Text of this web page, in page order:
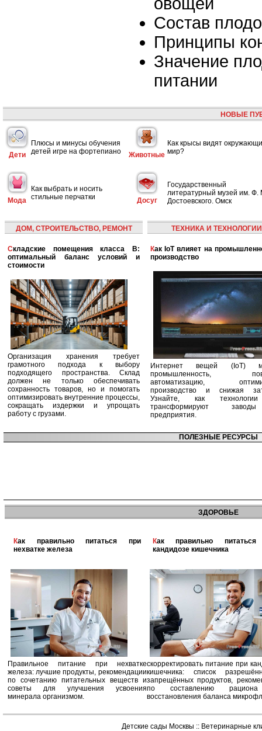
овощей
Состав
Принципы
Значение
питании
НОВЫЕ
Дети
Плюсы и минусы обучения
детей игре на фортепиано
Животные
Как крысы видят
мир?
Мода
Как выбрать и носить
стильные перчатки
Досуг
Государственный
литературный музей им. Ф.
Достоевского. Омск
ДОМ, СТРОИТЕЛЬСТВО, РЕМОНТ
Складские помещения класса B:
оптимальный баланс условий и
стоимости
Организация хранения требует
грамотного подхода к выбору
подходящего пространства. Склад
должен не только обеспечивать
сохранность товаров, но и помогать
оптимизировать внутренние процессы,
сокращать издержки и упрощать
работу с грузами.
ТЕХНИКА И ТЕХНОЛОГИИ
Как IoT влияет на промышленность и
производство
Интернет вещей (IoT)
промышленность,
автоматизацию,
производство и снижая
Узнайте, как
трансформируют
предприятия.
ПОЛЕЗНЫЕ РЕСУРСЫ
ЗДОРОВЬЕ
Как правильно питаться при
нехватке железа
Правильное питание при нехватке
железа: лучшие продукты, рекомендации
по сочетанию питательных веществ и
советы для улучшения усвоения
минерала организмом.
Как правильно питаться при
кандидозе кишечника
скорректировать питание при
кишечника: список
запрещённых продуктов,
по составлению
восстановления баланса
Детские сады Москвы :: Ветеринарные